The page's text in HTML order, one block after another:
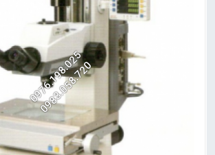
0976.198.025
0983.058.720